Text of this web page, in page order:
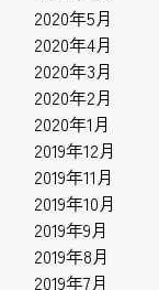
2020年5月
2020年4月
2020年3月
2020年2月
2020年1月
2019年12月
2019年11月
2019年10月
2019年9月
2019年8月
2019年7月